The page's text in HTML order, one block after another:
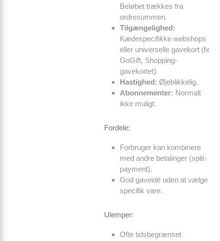
Beløbet trækkes fra
ordresummen.
Tilgængelighed:
Kædespecifikke webshops
eller universelle gavekort (fx
GoGift, Shopping-
gavekortet).
Hastighed: Øjeblikkelig.
Abonnementer: Normalt
ikke muligt.
Fordele:
Forbruger kan kombinere
med andre betalinger (split-
payment).
God gaveidé uden at vælge
specifik vare.
Ulemper:
Ofte tidsbegrænset